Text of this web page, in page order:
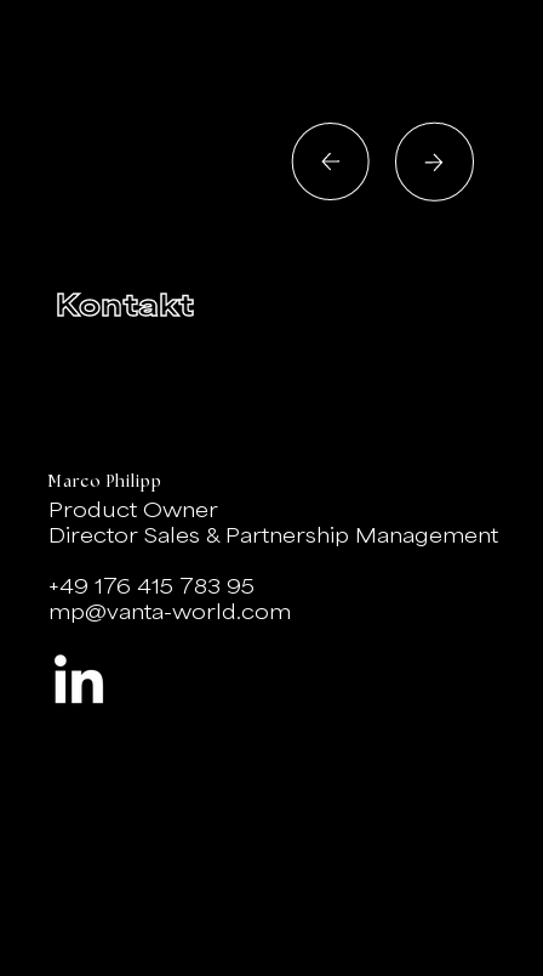
Kontakt
Marco Philipp
Product Owner
Director Sales & Partnership Management
+49 176 415 783 95
mp@vanta-world.com